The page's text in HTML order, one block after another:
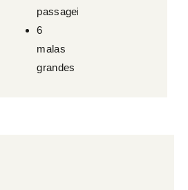
passageiros
6
malas
grandes